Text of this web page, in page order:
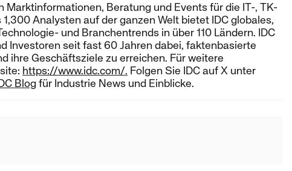
Marktinformationen, Beratung und Events für die IT-, TK-
Analysten auf der ganzen Welt bietet IDC globales,
und Branchentrends in über 110 Ländern. IDC
Investoren seit fast 60 Jahren dabei, faktenbasierte
ihre Geschäftsziele zu erreichen. Für weitere
https://www.idc.com/. Folgen Sie IDC auf X unter
Blogfür Industrie News und Einblicke.